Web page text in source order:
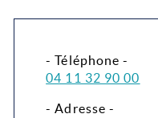
- Téléphone -
04 11 32 90 00
- Adresse -